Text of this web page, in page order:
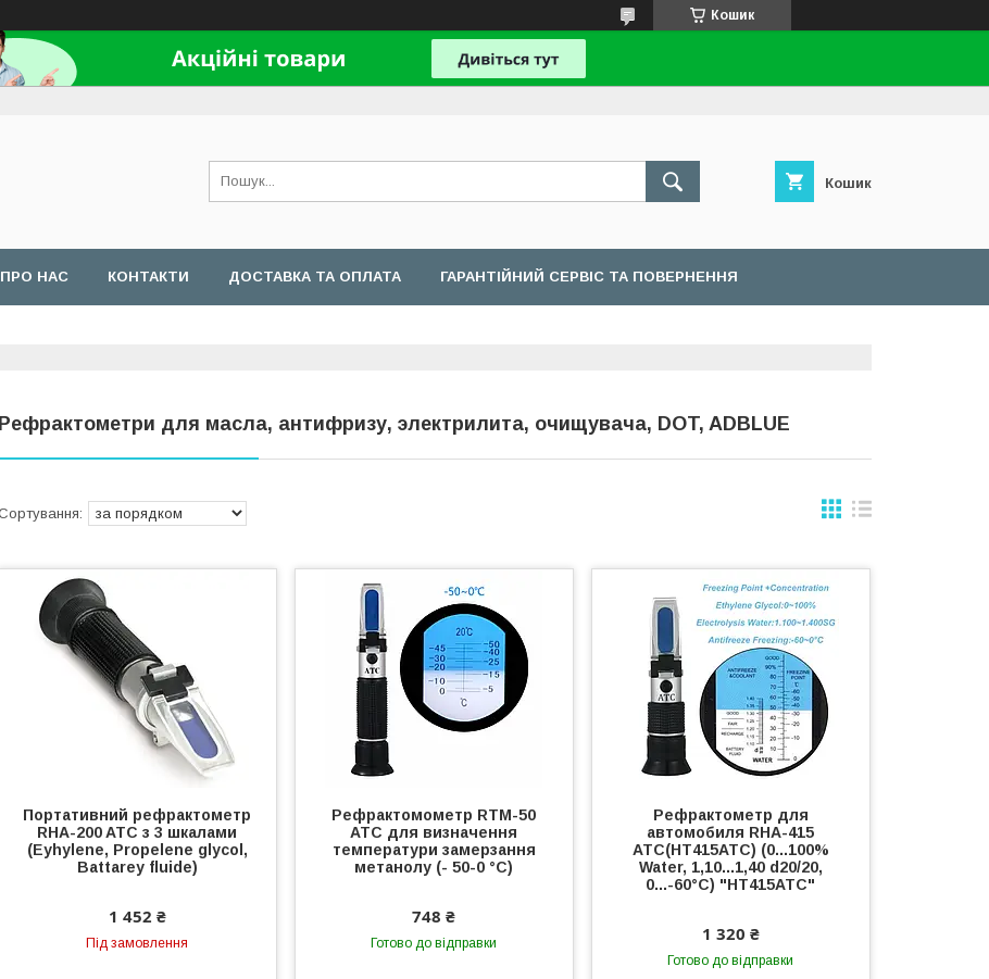
Кошик
Кошик
ПРО НАС КОНТАКТИ ДОСТАВКА ТА ОПЛАТА ГАРАНТІЙНИЙ СЕРВІС ТА ПОВЕРНЕННЯ
Рефрактометри для масла, антифризу, электрилита, очищувача, DOT, ADBLUE
Портативний рефрактометр
RHA-200 ATC з 3 шкалами
(Eyhylene, Propelene glycol,
Battarey fluide)
1 452 ₴
Під замовлення
Рефрактомометр RTM-50
ATC для визначення
температури замерзання
метанолу (- 50-0 °C)
748 ₴
Готово до відправки
Рефрактометр для
автомобиля RHA-415
ATC(HT415ATC) (0...100%
Water, 1,10...1,40 d20/20,
0...-60°C) "HT415ATC"
1 320 ₴
Готово до відправки